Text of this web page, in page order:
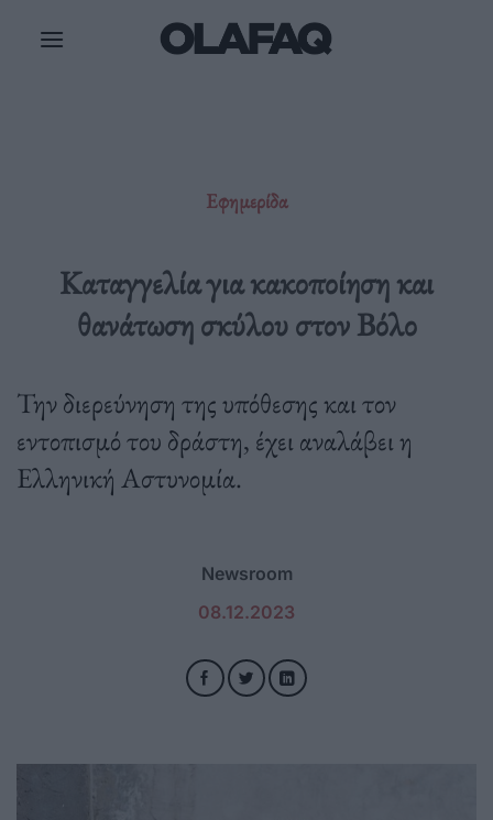
Εφημερίδα
Καταγγελία για κακοποίηση και
θανάτωση σκύλου στον Βόλο
Την διερεύνηση της υπόθεσης και τον
εντοπισμό του δράστη, έχει αναλάβει η
Ελληνική Αστυνομία.
Newsroom
08.12.2023